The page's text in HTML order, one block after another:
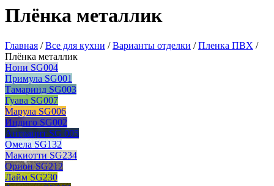
Плёнка металлик
Главная /Все для кухни /Варианты отделки /Пленка ПВХ /
Плёнка металлик
Нони SG004
Примула SG001
Тамаринд SG003
Гуава SG007
Марула SG006
Индиго SG002
Антрацит SG 005
Омела SG132
Макиотти SG234
Орион SG212
Лайм SG230